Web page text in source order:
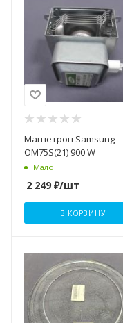
Магнетрон Samsung
OM75S(21) 900 W
Мало
2 249 ₽/шт
В КОРЗИНУ